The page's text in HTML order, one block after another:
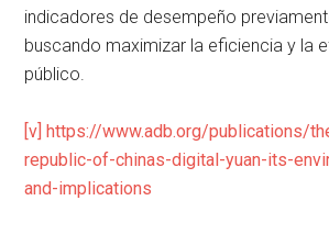
indicadores de desempeño
buscando maximizar la eficiencia y la
público.
[v] https://www.adb.org/publications/
republic-of-chinas-digital-yuan-its-
and-implications